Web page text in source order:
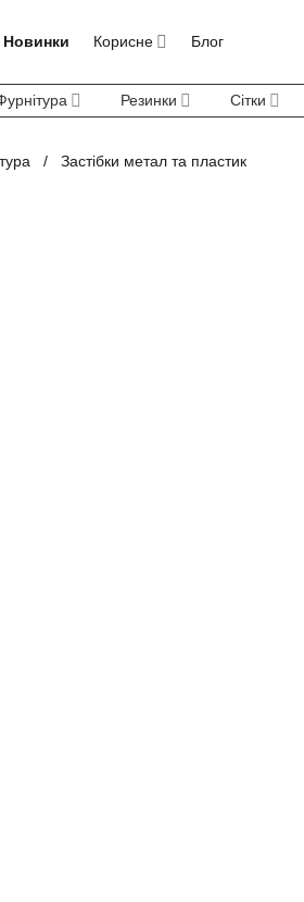
Новинки Корисне Блог
Резинки Сітки
/ Застібки метал та пластик